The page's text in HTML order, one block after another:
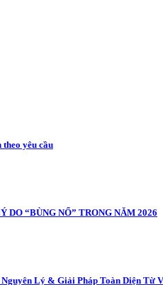
theo yêu cầu
“BÙNG NỔ” TRONG NĂM 2026
Lý & Giải Pháp Toàn Diện Từ